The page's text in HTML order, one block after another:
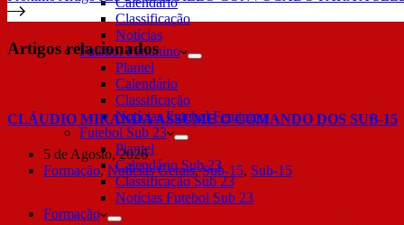
Classificação
Notícias
Futebol Feminino
Plantel
Calendário
Classificação
Notícias Futebol Feminino
Futebol Sub 23
Plantel
Calendário Sub 23
Classificação Sub 23
Notícias Futebol Sub 23
Formação
Artigos relacionados
CLÁUDIO MIRANDA ASSUME O COMANDO DOS SUB-15
5 de Agosto, 2026
Formação,Notícias Gerais,Sub-15, Sub-15